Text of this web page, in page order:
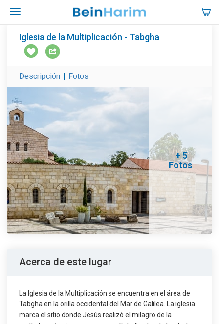
Iglesia de la Multiplicación - Tabgha
Descripción | Fotos
'+ 5
Fotos
Acerca de este lugar
La Iglesia de la Multiplicación se encuentra en el área de
Tabgha en la orilla occidental del Mar de Galilea. La iglesia
marca el sitio donde Jesús realizó el milagro de la